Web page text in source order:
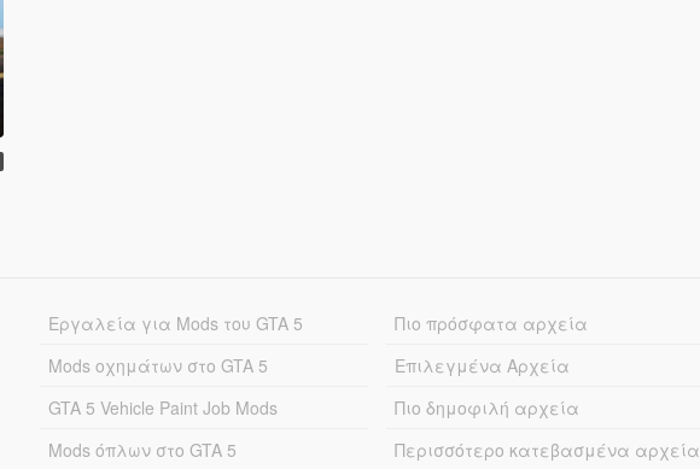
Εργαλεία για Mods του GTA 5
Mods οχημάτων στο GTA 5
GTA 5 Vehicle Paint Job Mods
Mods όπλων στο GTA 5
Πιο πρόσφατα αρχεία
Επιλεγμένα Αρχεία
Πιο δημοφιλή αρχεία
Περισσότερο κατεβασμένα αρχεία